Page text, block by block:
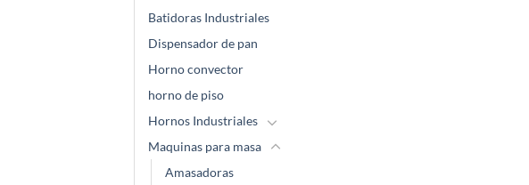
Batidoras Industriales
Dispensador de pan
Horno convector
horno de piso
Hornos Industriales
Maquinas para masa
Amasadoras